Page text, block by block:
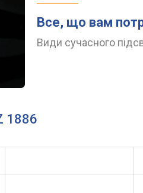
Все, що вам
Види сучасного
1886